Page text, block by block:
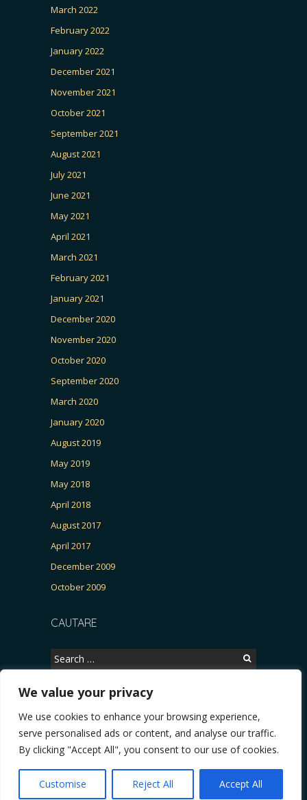
We value your privacy
We use cookies to enhance your browsing experience,
serve personalised ads or content, and analyse our traffic.
By clicking "Accept All", you consent to our use of cookies.
Customise Reject All Accept All
March 2022
February 2022
January 2022
December 2021
November 2021
October 2021
September 2021
August 2021
July 2021
June 2021
May 2021
April 2021
March 2021
February 2021
January 2021
December 2020
November 2020
October 2020
September 2020
March 2020
January 2020
August 2019
May 2019
May 2018
April 2018
August 2017
April 2017
December 2009
October 2009
CAUTARE
Search
for:
Copyright © 2026, CERTITUDINEA.
parlamentarele și presa
* VIDEO. Viata lui Eminescu (Necenzurat). Episodul 4:
Themes